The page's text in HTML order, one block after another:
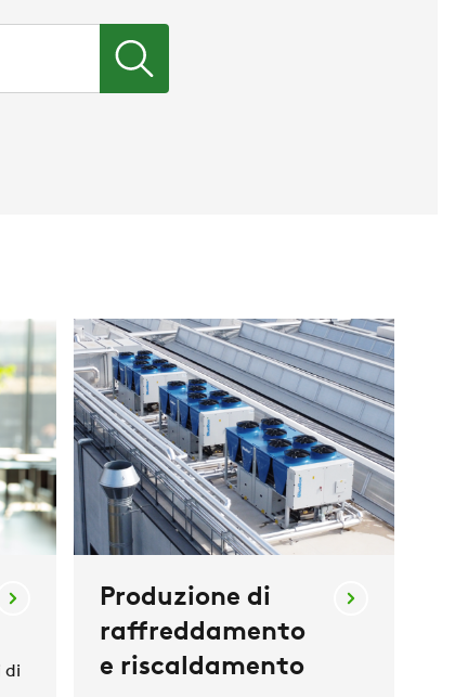
di
Produzione di
raffreddamento
e riscaldamento